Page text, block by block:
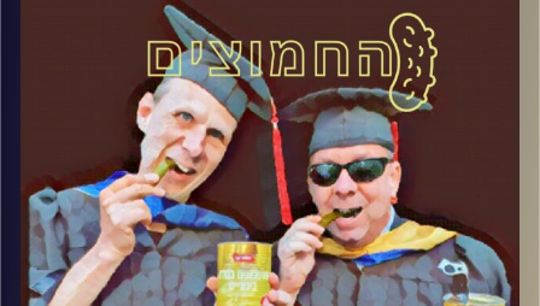
עם פרופסור בועז בן-דוד ופרופסור גלעד
הירשברגר
והפעם:חודש לבחירות, מה מנבא את
קרדיט תמונות:AudioVersity